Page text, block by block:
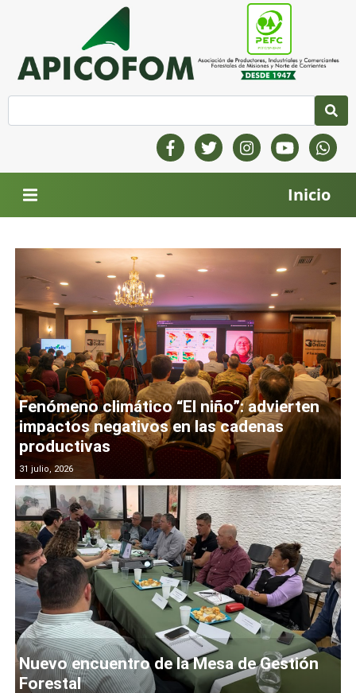
Inicio
Fenómeno climático “El niño”: advierten
impactos negativos en las cadenas
productivas
31 julio, 2026
Nuevo encuentro de la Mesa de Gestión
Forestal